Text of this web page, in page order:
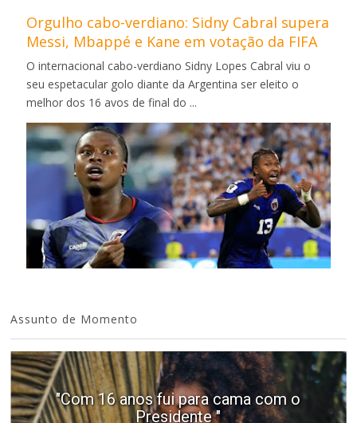
Orgulho cabo-verdiano: Sidny Cabral supera
Messi, Mbappé e Kane em votação da FIFA
O internacional cabo-verdiano Sidny Lopes Cabral viu o
seu espetacular golo diante da Argentina ser eleito o
melhor dos 16 avos de final do ...
Assunto de Momento
"Com 16 anos fui para cama com o
Presidente "